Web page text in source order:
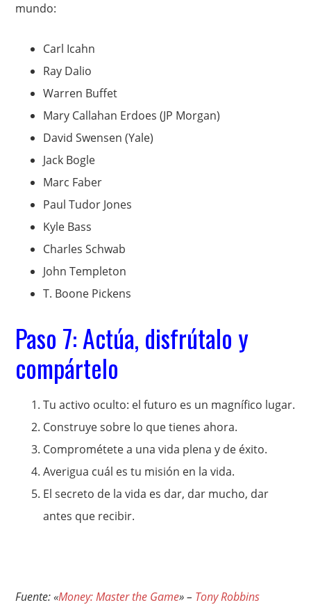
mundo:
Carl Icahn
Ray Dalio
Warren Buffet
Mary Callahan Erdoes (JP Morgan)
David Swensen (Yale)
Jack Bogle
Marc Faber
Paul Tudor Jones
Kyle Bass
Charles Schwab
John Templeton
T. Boone Pickens
Paso 7: Actúa, disfrútalo y
compártelo
Tu activo oculto: el futuro es un magnífico lugar.
Construye sobre lo que tienes ahora.
Comprométete a una vida plena y de éxito.
Averigua cuál es tu misión en la vida.
El secreto de la vida es dar, dar mucho, dar
antes que recibir.
Fuente: «Money: Master the Game» – Tony Robbins